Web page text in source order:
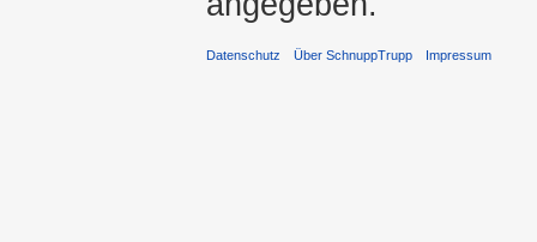
Datenschutz Über SchnuppTrupp Impressum